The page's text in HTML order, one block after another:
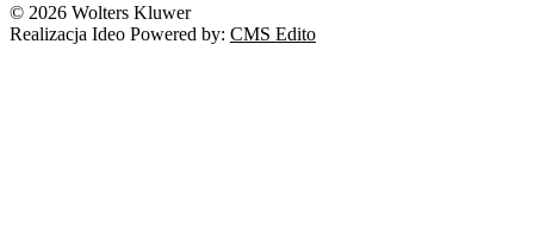
© 2026 Wolters Kluwer
Realizacja Ideo Powered by: CMS Edito